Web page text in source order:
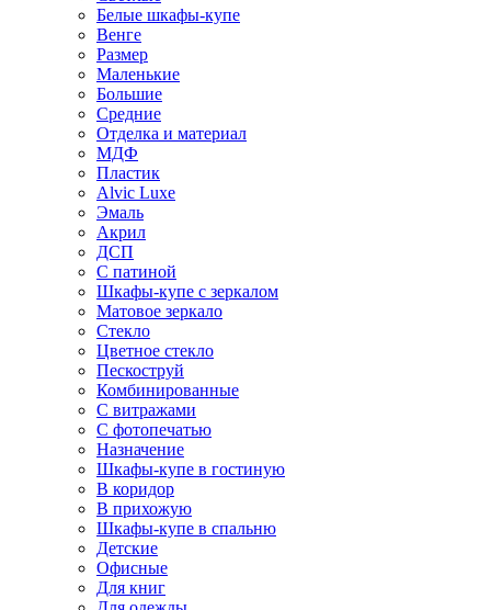
Белые шкафы-купе
Венге
Размер
Маленькие
Большие
Средние
Отделка и материал
МДФ
Пластик
Alvic Luxe
Эмаль
Акрил
ДСП
С патиной
Шкафы-купе с зеркалом
Матовое зеркало
Стекло
Цветное стекло
Пескоструй
Комбинированные
С витражами
С фотопечатью
Назначение
Шкафы-купе в гостиную
В коридор
В прихожую
Шкафы-купе в спальню
Детские
Офисные
Для книг